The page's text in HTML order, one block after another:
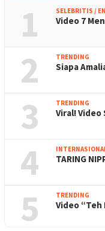
1 SELEBRITIS /
Video 7
2 TRENDING
Siapa
3 TRENDING
Viral! Video
4 TARING
5 TRENDING
Video